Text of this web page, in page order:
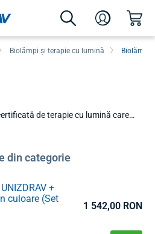
Biolămpi și terapie cu lumină Biolămpi
de terapie cu lumină care
luminii polarizate. Spre deosebire
oscilează în planuri paralele,
mai adânc în țesuturi. Această
și activează mecanismele naturale
fără efecte secundare.
din categorie
+
culoare (Set
1 542,00 RON